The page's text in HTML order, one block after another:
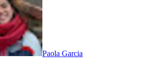
Paola Garcia